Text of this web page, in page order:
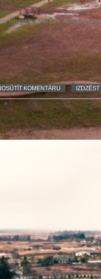
fotogrāfijai vēl nav. Atstājiet